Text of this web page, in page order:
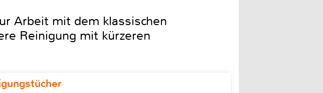
Arbeit mit dem klassischen
Reinigung mit kürzeren